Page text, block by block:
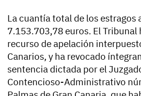
La cuantía total de los estragos
7.153.703,78 euros. El Tribunal
recurso de apelación
Canarios, y ha revocado
sentencia dictada por el
Contencioso-Administrativo